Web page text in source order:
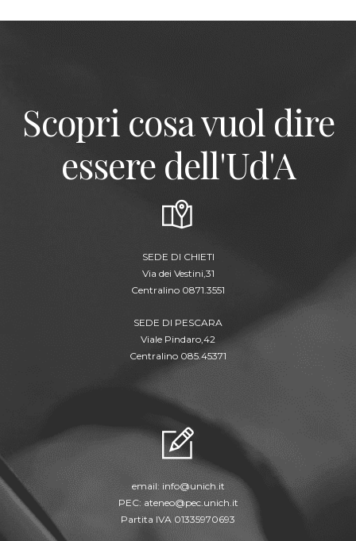
Scopri cosa vuol dire
essere dell'Ud'A
SEDE DI CHIETI
Via dei Vestini,31
Centralino 0871.3551
SEDE DI PESCARA
Viale Pindaro,42
Centralino 085.45371
email: info@unich.it
PEC: ateneo@pec.unich.it
Partita IVA 01335970693